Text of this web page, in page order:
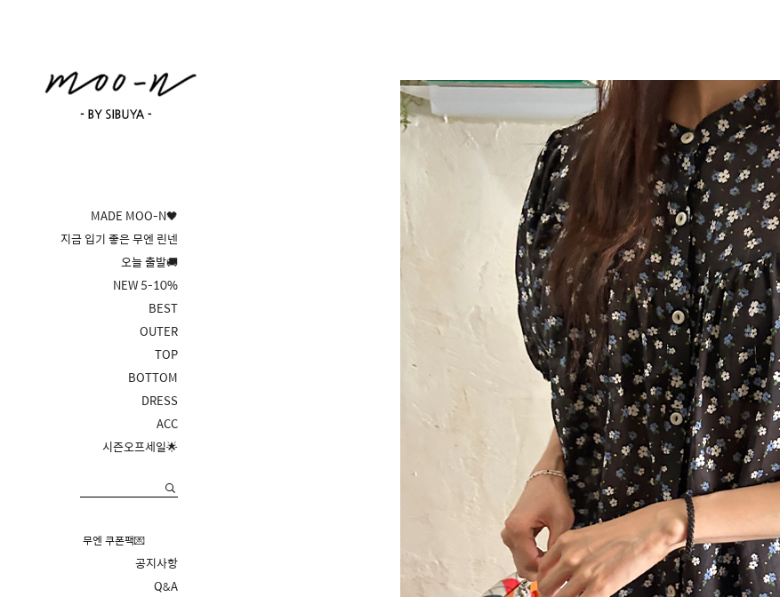
MADE MOO-N🖤
지금 입기 좋은 무엔 린넨
오늘 출발🚚
NEW 5-10%
BEST
OUTER
TOP
BOTTOM
DRESS
ACC
시즌오프세일🌟
무엔 쿠폰팩💌
공지사항
Q&A